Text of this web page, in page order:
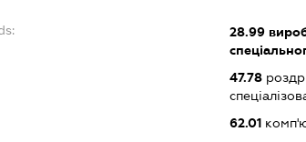
28.99
47.78
62.01